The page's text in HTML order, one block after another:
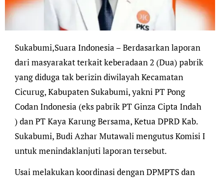
Sukabumi,Suara Indonesia – Berdasarkan laporan
dari masyarakat terkait keberadaan 2 (Dua) pabrik
yang diduga tak berizin diwilayah Kecamatan
Cicurug, Kabupaten Sukabumi, yakni PT Pong
Codan Indonesia (eks pabrik PT Ginza Cipta Indah
) dan PT Kaya Karung Bersama, Ketua DPRD Kab.
Sukabumi, Budi Azhar Mutawali mengutus Komisi I
untuk menindaklanjuti laporan tersebut.
Usai melakukan koordinasi dengan DPMPTS dan